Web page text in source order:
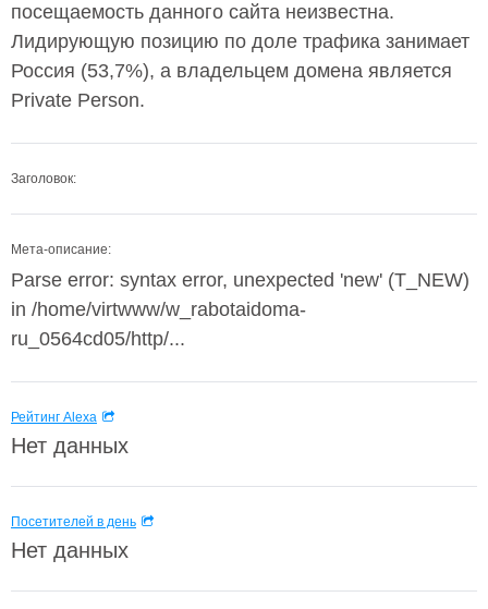
посещаемость данного сайта неизвестна.
Лидирующую позицию по доле трафика занимает
Россия (53,7%), а владельцем домена является
Private Person.
Заголовок:
Мета-описание:
Parse error: syntax error, unexpected 'new' (T_NEW)
in /home/virtwww/w_rabotaidoma-
ru_0564cd05/http/...
Рейтинг Alexa
Нет данных
Посетителей в день
Нет данных